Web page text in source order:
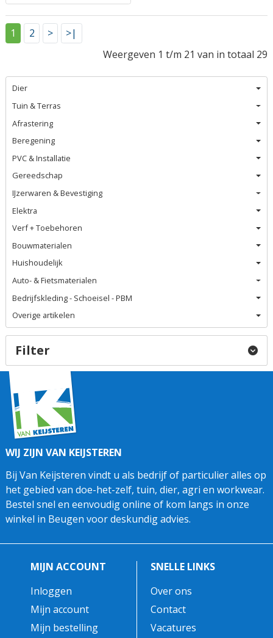
Dier
Tuin & Terras
Afrastering
Beregening
PVC & Installatie
Gereedschap
IJzerwaren & Bevestiging
Elektra
Verf + Toebehoren
Bouwmaterialen
Huishoudelijk
Auto- & Fietsmaterialen
Bedrijfskleding - Schoeisel - PBM
Overige artikelen
Filter
1 2 >
>|
Weergeven 1 t/m 21 van in totaal 29
WIJ ZIJN VAN KEIJSTEREN
Bij Van Keijsteren vindt u als bedrijf of particulier alles op
het gebied van doe-het-zelf, tuin, dier, agri en workwear.
Bestel snel en eenvoudig online of kom langs in onze
winkel in Beugen voor deskundig advies.
MIJN ACCOUNT
Inloggen
Mijn account
Mijn bestelling
SNELLE LINKS
Over ons
Contact
Vacatures